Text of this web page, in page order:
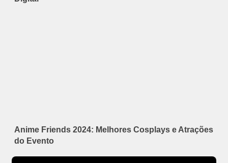
Anime Friends 2024: Melhores Cosplays e Atrações
do Evento